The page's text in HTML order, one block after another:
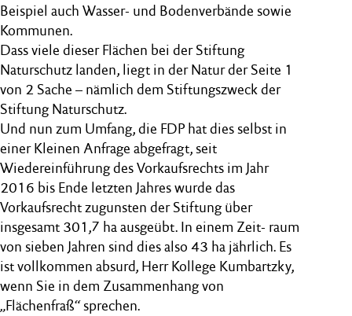
Beispiel auch Wasser- und Bodenverbände sowie
Kommunen.
Dass viele dieser Flächen bei der Stiftung
Naturschutz landen, liegt in der Natur der Seite 1
von 2 Sache – nämlich dem Stiftungszweck der
Stiftung Naturschutz.
Und nun zum Umfang, die FDP hat dies selbst in
einer Kleinen Anfrage abgefragt, seit
Wiedereinführung des Vorkaufsrechts im Jahr
2016 bis Ende letzten Jahres wurde das
Vorkaufsrecht zugunsten der Stiftung über
insgesamt 301,7 ha ausgeübt. In einem Zeit- raum
von sieben Jahren sind dies also 43 ha jährlich. Es
ist vollkommen absurd, Herr Kollege Kumbartzky,
wenn Sie in dem Zusammenhang von
„Flächenfraß“ sprechen.